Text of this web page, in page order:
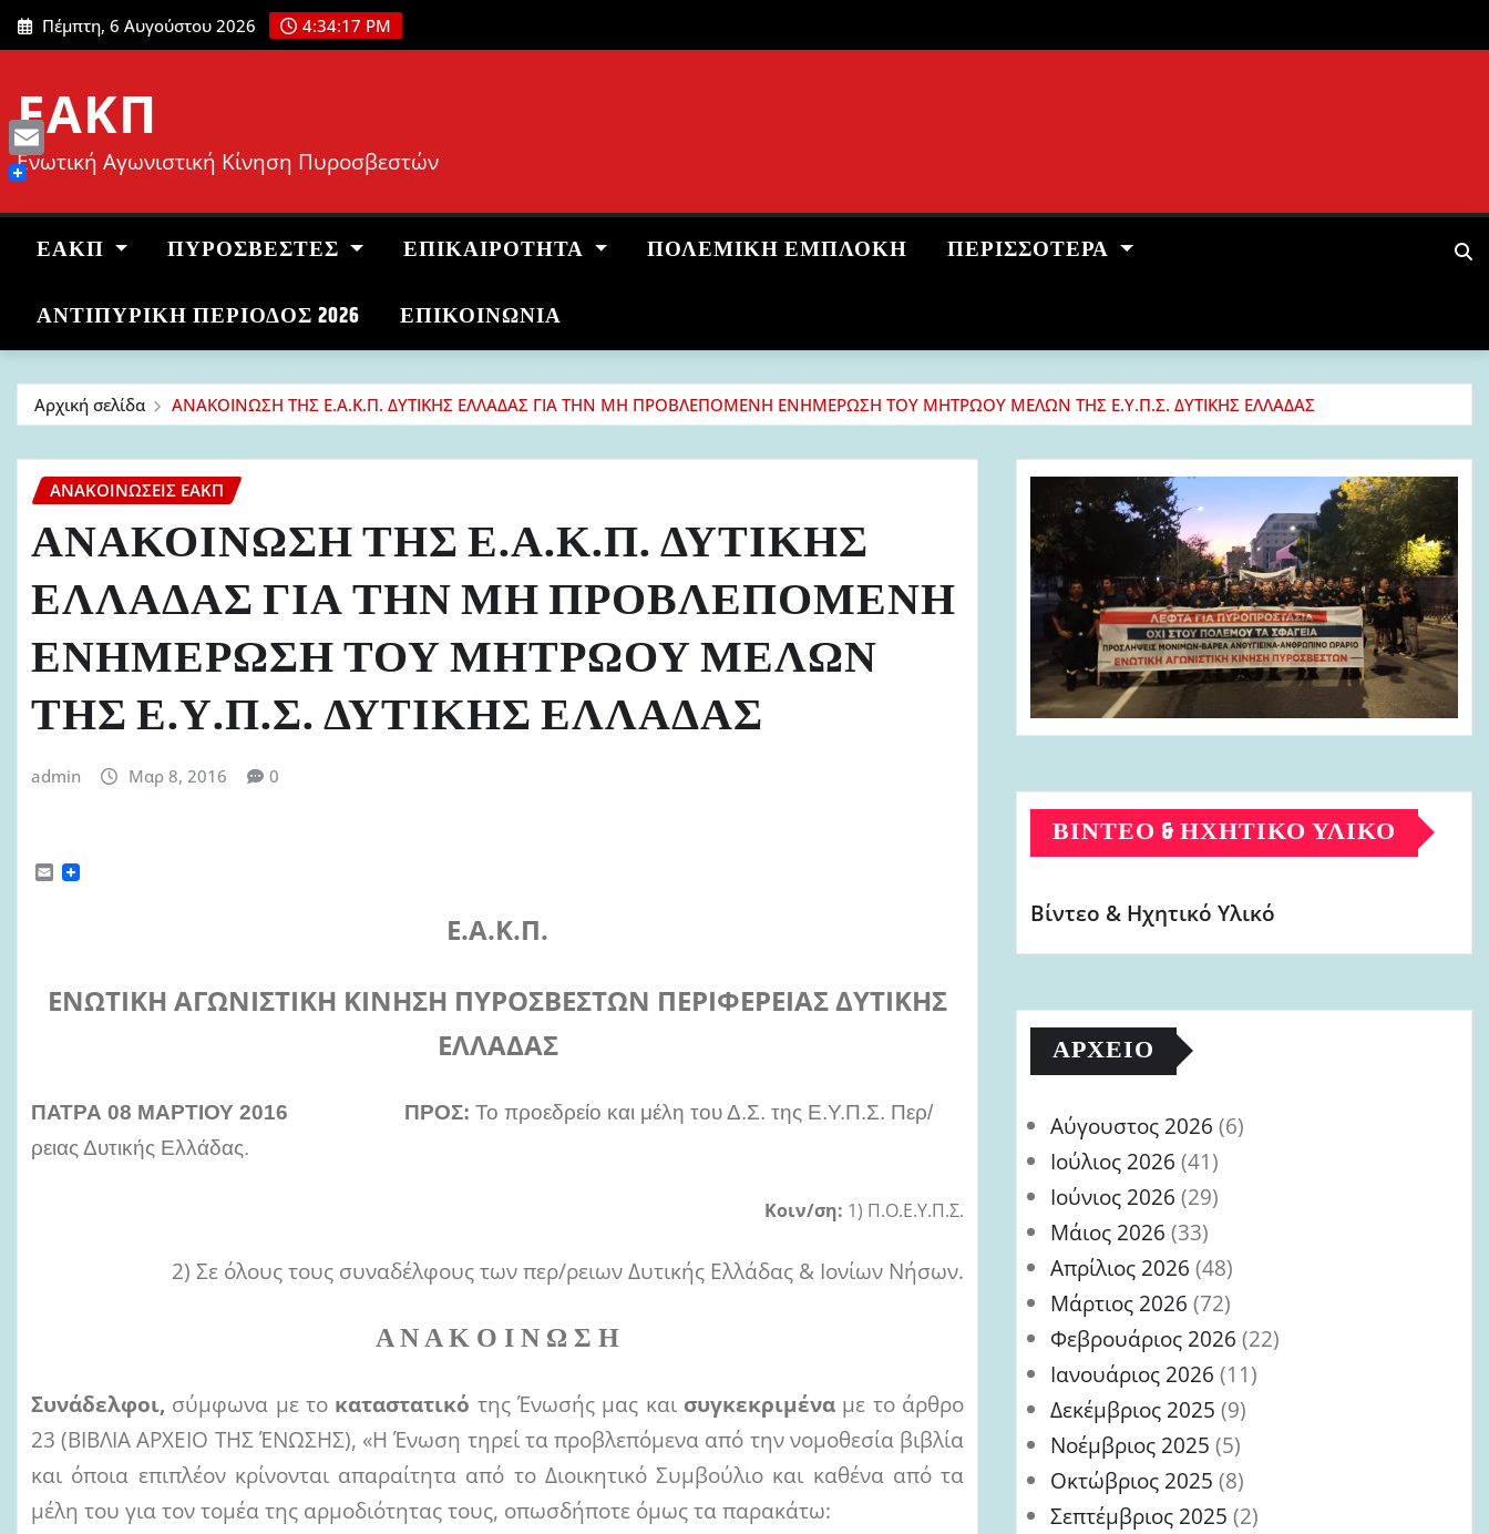
Μετάβαση
στο
Πέμπτη, 6 Αυγούστου 2026 4:34:18 PM
ΕΑΚΠ
Ενωτική Αγωνιστική Κίνηση Πυροσβεστών
ΕΑΚΠ ΠΥΡΟΣΒΈΣΤΕΣ ΕΠΙΚΑΙΡΌΤΗΤΑ ΠΟΛΕΜΙΚΉ ΕΜΠΛΟΚΉ ΠΕΡΙΣΣΌΤΕΡΑ
ΑΝΤΙΠΥΡΙΚΉ ΠΕΡΊΟΔΟΣ 2026 ΕΠΙΚΟΙΝΩΝΙΑ
Αρχική σελίδα ΑΝΑΚΟΙΝΩΣΗ ΤΗΣ Ε.Α.Κ.Π. ΔΥΤΙΚΗΣ ΕΛΛΑΔΑΣ ΓΙΑ ΤΗΝ ΜΗ ΠΡΟΒΛΕΠΟΜΕΝΗ ΕΝΗΜΕΡΩΣΗ ΤΟΥ ΜΗΤΡΩΟΥ ΜΕΛΩΝ ΤΗΣ Ε.Υ.Π.Σ. ΔΥΤΙΚΗΣ ΕΛΛΑΔΑΣ
ΑΝΑΚΟΙΝΏΣΕΙΣ ΕΑΚΠ
ΑΝΑΚΟΙΝΩΣΗ ΤΗΣ Ε.Α.Κ.Π. ΔΥΤΙΚΗΣ
ΕΛΛΑΔΑΣ ΓΙΑ ΤΗΝ ΜΗ ΠΡΟΒΛΕΠΟΜΕΝΗ
ΕΝΗΜΕΡΩΣΗ ΤΟΥ ΜΗΤΡΩΟΥ ΜΕΛΩΝ
ΤΗΣ Ε.Υ.Π.Σ. ΔΥΤΙΚΗΣ ΕΛΛΑΔΑΣ
admin Μαρ 8, 2016 0
E
Ε.Α.Κ.Π.
ΕΝΩΤΙΚΗ ΑΓΩΝΙΣΤΙΚΗ ΚΙΝΗΣΗ ΠΥΡΟΣΒΕΣΤΩΝ ΠΕΡΙΦΕΡΕΙΑΣ ΔΥΤΙΚΗΣ
ΕΛΛΑΔΑΣ
ΠΑΤΡΑ 08 ΜΑΡΤΙΟΥ 2016 ΠΡΟΣ: Το προεδρείο και μέλη του Δ.Σ. της Ε.Υ.Π.Σ. Περ/
ρειας Δυτικής Ελλάδας.
Κοιν/ση: 1) Π.Ο.Ε.Υ.Π.Σ.
2) Σε όλους τους συναδέλφους των περ/ρειων Δυτικής Ελλάδας & Ιονίων Νήσων.
Α Ν Α Κ Ο Ι Ν Ω Σ Η
Συνάδελφοι, σύμφωνα με το καταστατικό της Ένωσής μας και συγκεκριμένα με το άρθρο
23 (ΒΙΒΛΙΑ ΑΡΧΕΙΟ ΤΗΣ ΈΝΩΣΗΣ), «Η Ένωση τηρεί τα προβλεπόμενα από την νομοθεσία βιβλία
και όποια επιπλέον κρίνονται απαραίτητα από το Διοικητικό Συμβούλιο και καθένα από τα
μέλη του για τον τομέα της αρμοδιότητας τους, οπωσδήποτε όμως τα παρακάτω:
ΒΊΝΤΕΟ & ΗΧΗΤΙΚΌ ΥΛΙΚΌ
Βίντεο & Ηχητικό Υλικό
ΑΡΧΕΊΟ
Αύγουστος 2026 (6)
Ιούλιος 2026 (41)
Ιούνιος 2026 (29)
Μάιος 2026 (33)
Απρίλιος 2026 (48)
Μάρτιος 2026 (72)
Φεβρουάριος 2026 (22)
Ιανουάριος 2026 (11)
Δεκέμβριος 2025 (9)
Νοέμβριος 2025 (5)
Οκτώβριος 2025 (8)
Σεπτέμβριος 2025 (2)
Email